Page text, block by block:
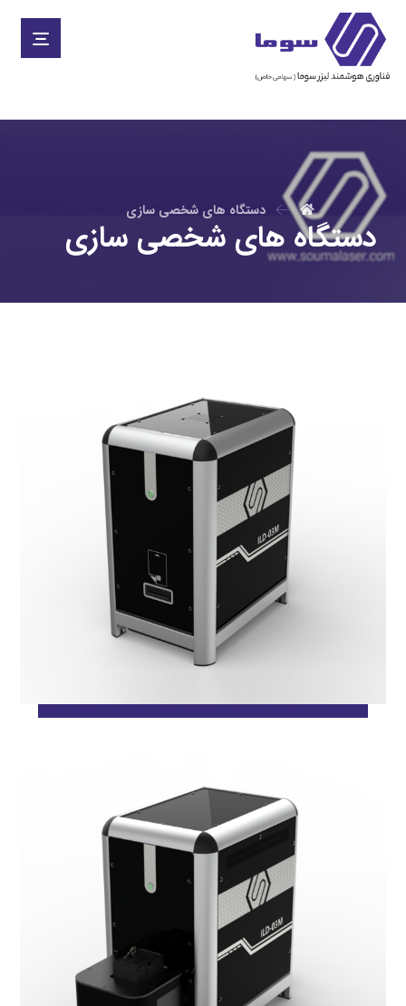
دستگاه های شخصی سازی
دستگاه های شخصی سازی